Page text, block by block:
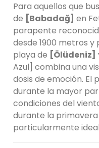
Para aquellos que
de [Babadağ] en
parapente
desde 1900 metros
playa de [Ölüdeniz]
Azul] combina una
dosis de emoción.
durante la mayor
condiciones del
durante la
particularmente